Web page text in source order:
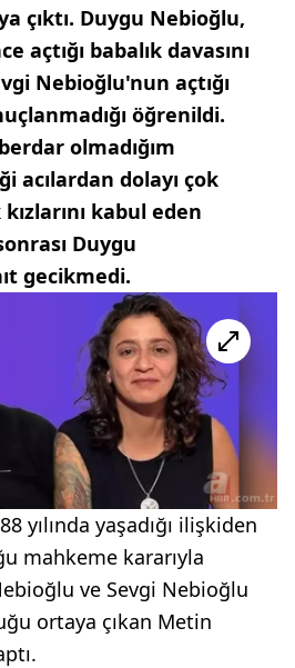
çıktı. Duygu Nebioğlu,
açtığı babalık davasını
Nebioğlu'nun açtığı
öğrenildi.
olmadığım
acılardan dolayı çok
kabul eden
Duygu
gecikmedi.
yılında yaşadığı ilişkiden
mahkeme kararıyla
ve Sevgi Nebioğlu
ortaya çıkan Metin